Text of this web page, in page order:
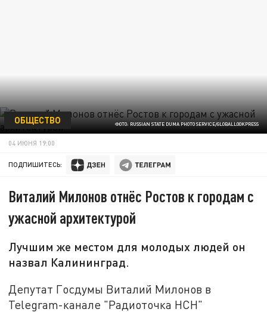
ФОТО: RUSSIAN STATE DUMA PHOTO SERVICE/GLOBALLOOKPRESS
ОБЩЕСТВО
04 ИЮНЯ 19:00
ПОДПИШИТЕСЬ:
Виталий Милонов отнёс Ростов к городам с
ужасной архитектурой
Лучшим же местом для молодых людей он
назвал Калининград.
Депутат Госдумы Виталий Милонов в
Telegram-канале "Радиоточка НСН"